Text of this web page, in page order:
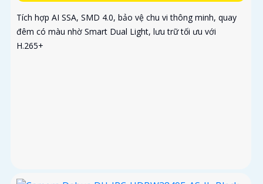
Tích hợp AI SSA, SMD 4.0, bảo vệ chu vi thông minh, quay
đêm có màu nhờ Smart Dual Light, lưu trữ tối ưu với
H.265+